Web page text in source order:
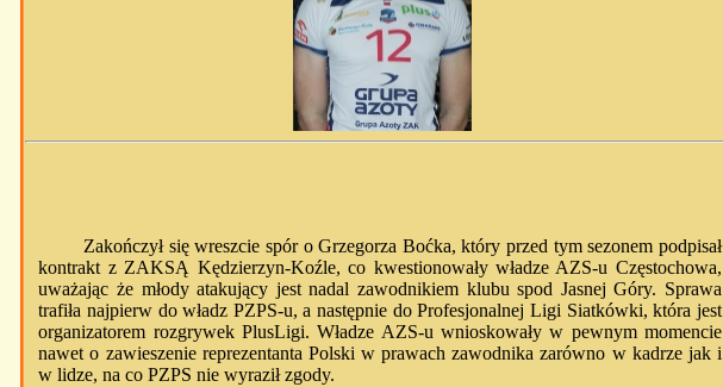
Zakończył się wreszcie spór o Grzegorza Boćka, który przed tym sezonem podpisał
kontrakt z ZAKSĄ Kędzierzyn-Koźle, co kwestionowały władze AZS-u Częstochowa,
uważając że młody atakujący jest nadal zawodnikiem klubu spod Jasnej Góry. Sprawa
trafiła najpierw do władz PZPS-u, a następnie do Profesjonalnej Ligi Siatkówki, która jest
organizatorem rozgrywek PlusLigi. Władze AZS-u wnioskowały w pewnym momencie
nawet o zawieszenie reprezentanta Polski w prawach zawodnika zarówno w kadrze jak i
w lidze, na co PZPS nie wyraził zgody.